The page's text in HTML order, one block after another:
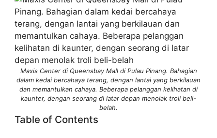
Maxis Center di Queensbay Mall di Pulau Pinang. Bahagian
dalam kedai bercahaya terang, dengan lantai yang berkilauan
dan memantulkan cahaya. Beberapa pelanggan kelihatan di
kaunter, dengan seorang di latar depan menolak troli beli-
belah.
Table of Contents